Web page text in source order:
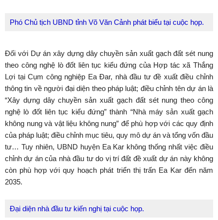
Phó Chủ tịch UBND tỉnh Võ Văn Cảnh phát biểu tại cuộc họp.
Đối với Dự án xây dựng dây chuyền sản xuất gạch đất sét nung
theo công nghệ lò đốt liên tục kiểu đứng của Hợp tác xã Thắng
Lợi tại Cụm công nghiệp Ea Đar, nhà đầu tư đề xuất điều chỉnh
thông tin về người đại diện theo pháp luật; điều chỉnh tên dự án là
“Xây dựng dây chuyền sản xuất gạch đất sét nung theo công
nghệ lò đốt liên tục kiểu đứng” thành “Nhà máy sản xuất gạch
không nung và vật liệu không nung” để phù hợp với các quy định
của pháp luật; điều chỉnh mục tiêu, quy mô dự án và tổng vốn đầu
tư… Tuy nhiên, UBND huyện Ea Kar không thống nhất việc điều
chỉnh dự án của nhà đầu tư do vị trí đất đề xuất dự án này không
còn phù hợp với quy hoạch phát triển thị trấn Ea Kar đến năm
2035.
Đại diện nhà đầu tư kiến nghị tại cuộc họp.